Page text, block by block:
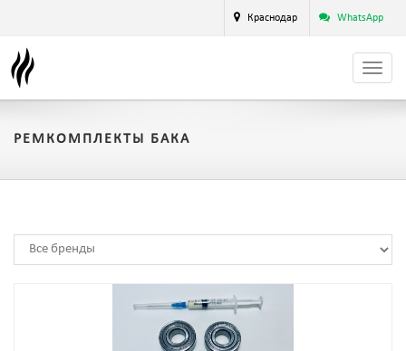
Краснодар WhatsApp
РЕМКОМПЛЕКТЫ БАКА